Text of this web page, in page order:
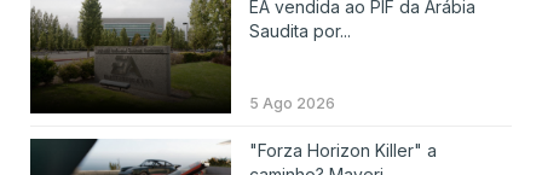
EA vendida ao PIF da Arábia
Saudita por...
5 Ago 2026
"Forza Horizon Killer" a